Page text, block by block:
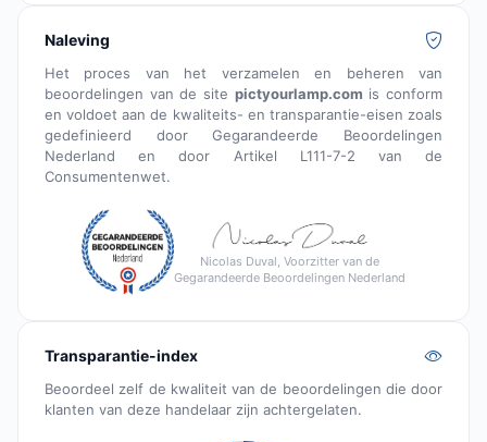
Naleving
Het proces van het verzamelen en beheren van
beoordelingen van de site pictyourlamp.com is conform
en voldoet aan de kwaliteits- en transparantie-eisen zoals
gedefinieerd door Gegarandeerde Beoordelingen
Nederland en door Artikel L111-7-2 van de
Consumentenwet.
Nicolas Duval, Voorzitter van de
Gegarandeerde Beoordelingen Nederland
Transparantie-index
Beoordeel zelf de kwaliteit van de beoordelingen die door
klanten van deze handelaar zijn achtergelaten.